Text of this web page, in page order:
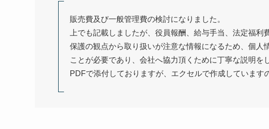
販売費及び一般管理費の検討になりました。
上でも記載しましたが、役員報酬、給与手当、法定福
保護の観点から取り扱いが注意な情報になるため、個人
ことが必要であり、会社へ協力頂くために丁寧な説明を
PDFで添付しておりますが、エクセルで作成しています